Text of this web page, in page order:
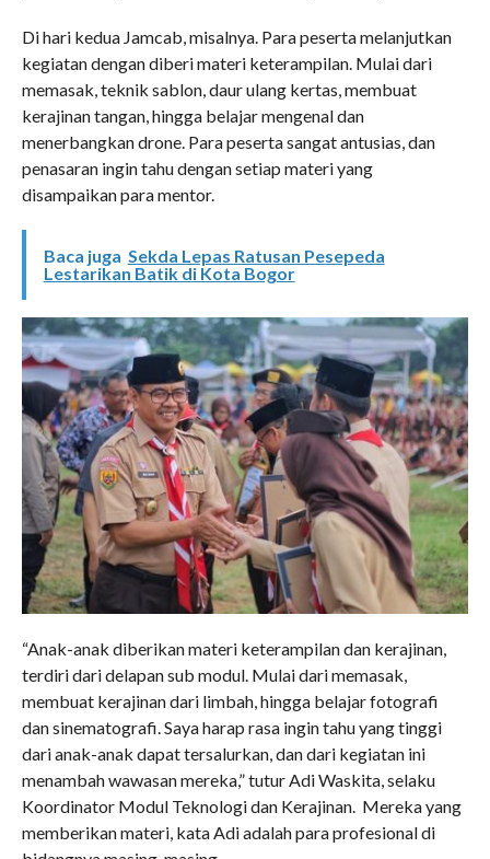
Di hari kedua Jamcab, misalnya. Para peserta melanjutkan
kegiatan dengan diberi materi keterampilan. Mulai dari
memasak, teknik sablon, daur ulang kertas, membuat
kerajinan tangan, hingga belajar mengenal dan
menerbangkan drone. Para peserta sangat antusias, dan
penasaran ingin tahu dengan setiap materi yang
disampaikan para mentor.
Baca juga Sekda Lepas Ratusan Pesepeda
Lestarikan Batik di Kota Bogor
“Anak-anak diberikan materi keterampilan dan kerajinan,
terdiri dari delapan sub modul. Mulai dari memasak,
membuat kerajinan dari limbah, hingga belajar fotografi
dan sinematografi. Saya harap rasa ingin tahu yang tinggi
dari anak-anak dapat tersalurkan, dan dari kegiatan ini
menambah wawasan mereka,” tutur Adi Waskita, selaku
Koordinator Modul Teknologi dan Kerajinan. Mereka yang
memberikan materi, kata Adi adalah para profesional di